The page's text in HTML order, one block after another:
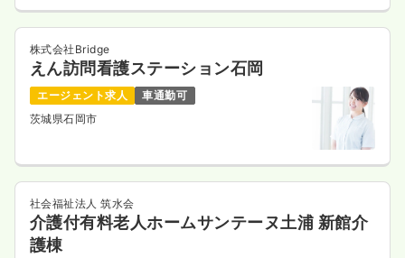
株式会社Bridge
えん訪問看護ステーション石岡
エージェント求人
車通勤可
茨城県石岡市
社会福祉法人 筑水会
介護付有料老人ホームサンテーヌ土浦 新館介
護棟